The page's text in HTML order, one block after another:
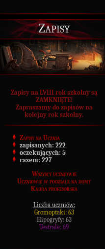
Zapisy
Zapisy na LVIII rok szkolny są
ZAMKNIĘTE!
Zapraszamy do zapisów na
kolejny rok szkolny.
Zapisy na Ucznia
zapisanych: 222
oczekujących: 5
razem: 227
Wszyscy uczniowie
Uczniowie w podziale na domy
Kadra profesorska
Liczba uczniów:
Gromoptaki: 63
Hipogryfy: 63
Testrale: 69